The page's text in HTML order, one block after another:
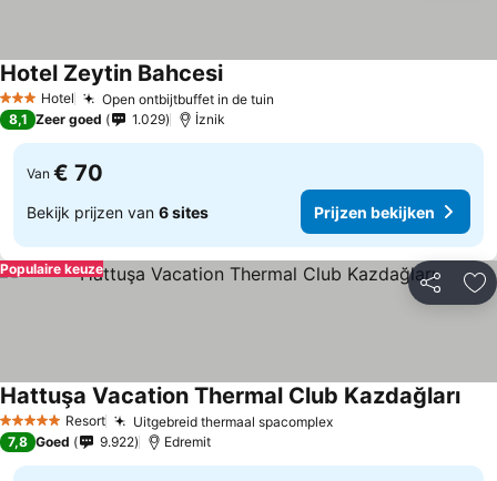
3 SterrenHotel Open ontbijtbuffet in de tuin
Hotel Zeytin Bahcesi
8,1 Zeer goed 1.029 İznik
Van € 70
Bekijk prijzen van 6 sites Prijzen bekijken
Delen
Populaire keuze
5 Sterren Resort Uitgebreid thermaal spacomplex
Hattuşa Vacation Thermal Club Kazdağları
7,8 Goed 9.922 Edremit